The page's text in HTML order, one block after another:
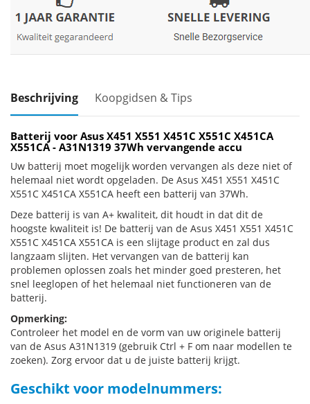
Beschrijving Koopgidsen & Tips
Batterij voor Asus X451 X551 X451C X551C X451CA
X551CA - A31N1319 37Wh vervangende accu
Uw batterij moet mogelijk worden vervangen als deze niet of
helemaal niet wordt opgeladen. De Asus X451 X551 X451C
X551C X451CA X551CA heeft een batterij van 37Wh.
Deze batterij is van A+ kwaliteit, dit houdt in dat dit de
hoogste kwaliteit is! De batterij van de Asus X451 X551 X451C
X551C X451CA X551CA is een slijtage product en zal dus
langzaam slijten. Het vervangen van de batterij kan
problemen oplossen zoals het minder goed presteren, het
snel leeglopen of het helemaal niet functioneren van de
batterij.
Opmerking:
Controleer het model en de vorm van uw originele batterij
van de Asus A31N1319 (gebruik Ctrl + F om naar modellen te
zoeken). Zorg ervoor dat u de juiste batterij krijgt.
Geschikt voor modelnummers: